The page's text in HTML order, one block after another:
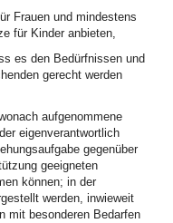
Frauen und mindestens
für Kinder anbieten,
es den Bedürfnissen und
gerecht werden
aufgenommene
eigenverantwortlich
gegenüber
geeigneten
können; in der
werden, inwieweit
mit besonderen Bedarfen